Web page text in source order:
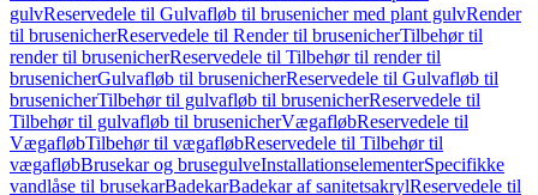
gulvReservedele til Gulvafløb til brusenicher med plant gulvRender
til brusenicherReservedele til Render til brusenicherTilbehør til
render til brusenicherReservedele til Tilbehør til render til
brusenicherGulvafløb til brusenicherReservedele til Gulvafløb til
brusenicherTilbehør til gulvafløb til brusenicherReservedele til
Tilbehør til gulvafløb til brusenicherVægafløbReservedele til
VægafløbTilbehør til vægafløbReservedele til Tilbehør til
vægafløbBrusekar og brusegulveInstallationselementerSpecifikke
vandlåse til brusekarBadekarBadekar af sanitetsakrylReservedele til